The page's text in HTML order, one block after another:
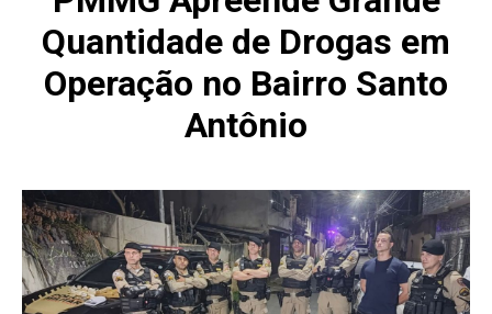
Quantidade de Drogas em
Operação no Bairro Santo
Antônio